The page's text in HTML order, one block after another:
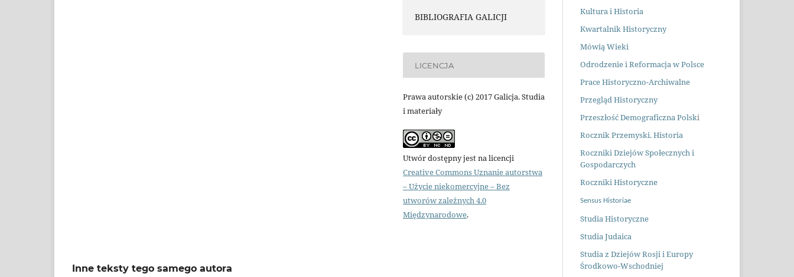
BIBLIOGRAFIA GALICJI
LICENCJA
Prawa autorskie (c) 2017 Galicja. Studia
i materiały
Utwór dostępny jest na licencji
Creative Commons Uznanie autorstwa
– Użycie niekomercyjne – Bez
utworów zależnych 4.0
Międzynarodowe.
Inne teksty tego samego autora
Kultura i Historia
Kwartalnik Historyczny
Mówią Wieki
Odrodzenie i Reformacja w Polsce
Prace Historyczno-Archiwalne
Przegląd Historyczny
Przeszłość Demograficzna Polski
Rocznik Przemyski. Historia
Roczniki Dziejów Społecznych i
Gospodarczych
Roczniki Historyczne
Sensus Historiae
Studia Historyczne
Studia Judaica
Studia z Dziejów Rosji i Europy
Środkowo-Wschodniej